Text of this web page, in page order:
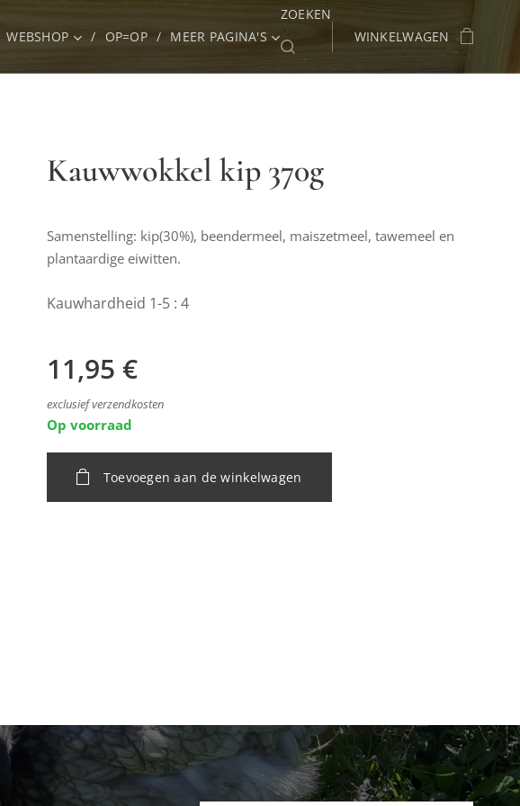
WEBSHOP OP=OP MEER PAGINA'S
ZOEKEN
WINKELWAGEN
Kauwwokkel kip 370g
Samenstelling: kip(30%), beendermeel, maiszetmeel, tawemeel en
plantaardige eiwitten.
Kauwhardheid 1-5 : 4
11,95 €
exclusief verzendkosten
Op voorraad
Toevoegen aan de winkelwagen